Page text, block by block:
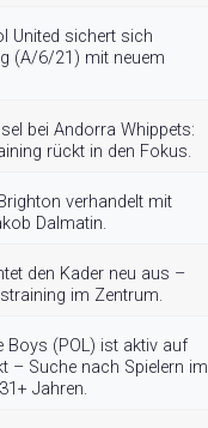
United sichert sich
(A/6/21) mit neuem
bei Andorra Whippets:
rückt in den Fokus.
verhandelt mit
Dalmatin.
den Kader neu aus –
im Zentrum.
Boys (POL) ist aktiv auf
– Suche nach Spielern im
Jahren.